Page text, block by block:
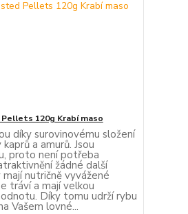
120g Krabí maso
díky surovinovému složení
a amurů. Jsou
proto není potřeba
žádné další
nutričně vyvážené
tráví a mají velkou
Díky tomu udrží rybu
Vašem lovné...